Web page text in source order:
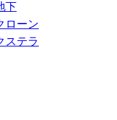
下
ローン
ステラ